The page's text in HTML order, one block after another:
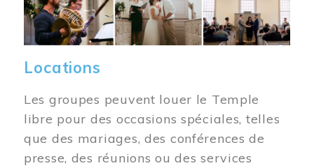
Locations
Les groupes peuvent louer le Temple
libre pour des occasions spéciales, telles
que des mariages, des conférences de
presse, des réunions ou des services